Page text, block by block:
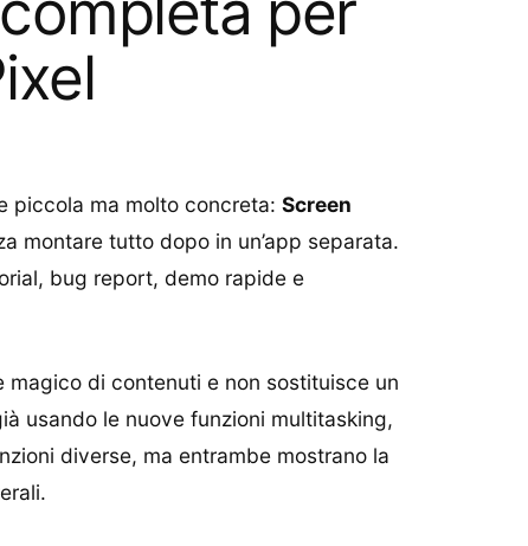
piccola ma molto concreta: Screen
montare tutto dopo in un’app separata.
bug report, demo rapide e
magico di contenuti e non sostituisce un
usando le nuove funzioni multitasking,
diverse, ma entrambe mostrano la